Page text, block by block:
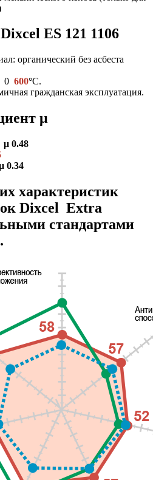
ES 121 1106
органический без асбеста
0 600°C.
гражданская эксплуатация.
μ
μ 0.48
0.34
характеристик
Dixcel Extra
стандартами